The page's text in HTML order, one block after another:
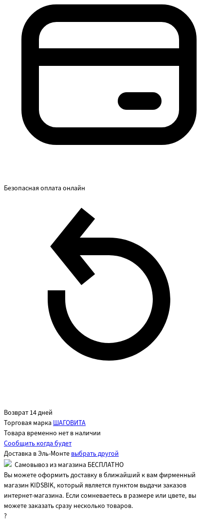
Безопасная оплата онлайн
Возврат 14 дней
Торговая марка ШАГОВИТА
Товара временно нет в наличии
Сообщить когда будет
Доставка вЭль-Монтевыбрать другой
Самовывоз из магазина БЕСПЛАТНО
Вы можете оформить доставку в ближайший к вам фирменный
магазин KIDSBIK, который является пунктом выдачи заказов
интернет-магазина. Если сомневаетесь в размере или цвете, вы
можете заказать сразу несколько товаров.
?